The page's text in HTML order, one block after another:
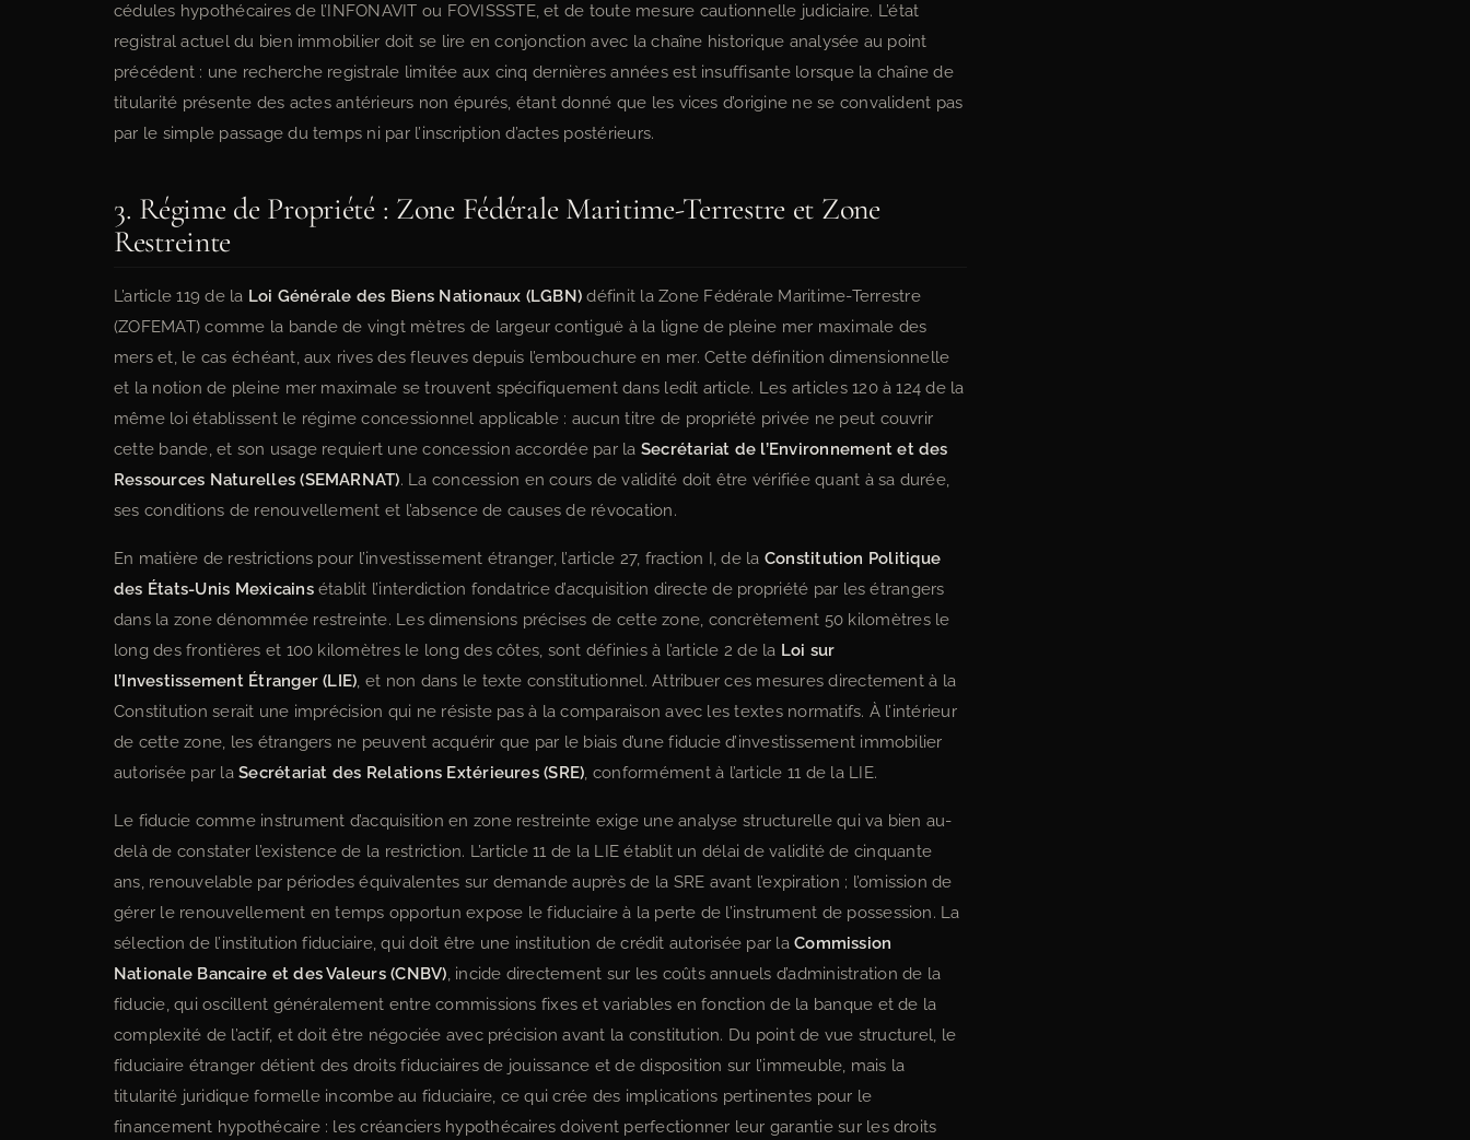
cédules hypothécaires de l’INFONAVIT ou FOVISSSTE, et de toute mesure cautionnelle judiciaire. L’état
registral actuel du bien immobilier doit se lire en conjonction avec la chaîne historique analysée au point
précédent : une recherche registrale limitée aux cinq dernières années est insuffisante lorsque la chaîne de
titularité présente des actes antérieurs non épurés, étant donné que les vices d’origine ne se convalident pas
par le simple passage du temps ni par l’inscription d’actes postérieurs.
3. Régime de Propriété : Zone Fédérale Maritime-Terrestre et Zone
Restreinte
L’article 119 de la Loi Générale des Biens Nationaux (LGBN) définit la Zone Fédérale Maritime-Terrestre
(ZOFEMAT) comme la bande de vingt mètres de largeur contiguë à la ligne de pleine mer maximale des
mers et, le cas échéant, aux rives des fleuves depuis l’embouchure en mer. Cette définition dimensionnelle
et la notion de pleine mer maximale se trouvent spécifiquement dans ledit article. Les articles 120 à 124 de la
même loi établissent le régime concessionnel applicable : aucun titre de propriété privée ne peut couvrir
cette bande, et son usage requiert une concession accordée par la Secrétariat de l’Environnement et des
Ressources Naturelles (SEMARNAT). La concession en cours de validité doit être vérifiée quant à sa durée,
ses conditions de renouvellement et l’absence de causes de révocation.
En matière de restrictions pour l’investissement étranger, l’article 27, fraction I, de la Constitution Politique
des États-Unis Mexicainsétablit l’interdiction fondatrice d’acquisition directe de propriété par les étrangers
dans la zone dénommée restreinte. Les dimensions précises de cette zone, concrètement 50 kilomètres le
long des frontières et 100 kilomètres le long des côtes, sont définies à l’article 2 de la Loi sur
l’Investissement Étranger (LIE), et non dans le texte constitutionnel. Attribuer ces mesures directement à la
Constitution serait une imprécision qui ne résiste pas à la comparaison avec les textes normatifs. À l’intérieur
de cette zone, les étrangers ne peuvent acquérir que par le biais d’une fiducie d’investissement immobilier
autorisée par laSecrétariat des Relations Extérieures (SRE), conformément à l’article 11 de la LIE.
Le fiducie comme instrument d’acquisition en zone restreinte exige une analyse structurelle qui va bien au-
delà de constater l’existence de la restriction. L’article 11 de la LIE établit un délai de validité de cinquante
ans, renouvelable par périodes équivalentes sur demande auprès de la SRE avant l’expiration ; l’omission de
gérer le renouvellement en temps opportun expose le fiduciaire à la perte de l’instrument de possession. La
sélection de l’institution fiduciaire, qui doit être une institution de crédit autorisée par laCommission
Nationale Bancaire et des Valeurs (CNBV), incide directement sur les coûts annuels d’administration de la
fiducie, qui oscillent généralement entre commissions fixes et variables en fonction de la banque et de la
complexité de l’actif, et doit être négociée avec précision avant la constitution. Du point de vue structurel, le
fiduciaire étranger détient des droits fiduciaires de jouissance et de disposition sur l’immeuble, mais la
titularité juridique formelle incombe au fiduciaire, ce qui crée des implications pertinentes pour le
financement hypothécaire : les créanciers hypothécaires doivent perfectionner leur garantie sur les droits